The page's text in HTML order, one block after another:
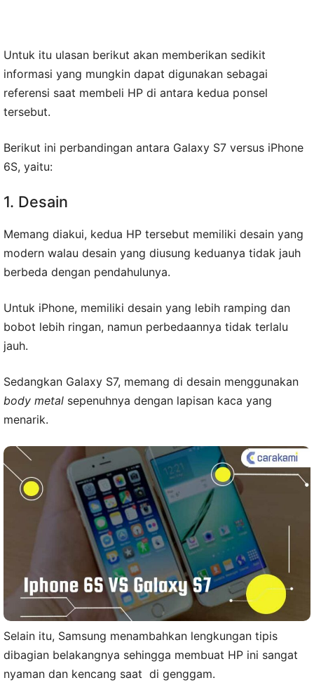
Untuk itu ulasan berikut akan memberikan sedikit
informasi yang mungkin dapat digunakan sebagai
referensi saat membeli HP di antara kedua ponsel
tersebut.
Berikut ini perbandingan antara Galaxy S7 versus iPhone
6S, yaitu:
1. Desain
Memang diakui, kedua HP tersebut memiliki desain yang
modern walau desain yang diusung keduanya tidak jauh
berbeda dengan pendahulunya.
Untuk iPhone, memiliki desain yang lebih ramping dan
bobot lebih ringan, namun perbedaannya tidak terlalu
jauh.
Sedangkan Galaxy S7, memang di desain menggunakan
body metal sepenuhnya dengan lapisan kaca yang
menarik.
Selain itu, Samsung menambahkan lengkungan tipis
dibagian belakangnya sehingga membuat HP ini sangat
nyaman dan kencang saat di genggam.